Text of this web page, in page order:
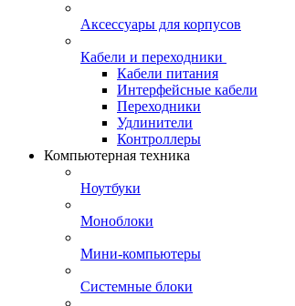
Аксессуары для корпусов
Кабели и переходники
Кабели питания
Интерфейсные кабели
Переходники
Удлинители
Контроллеры
Компьютерная техника
Ноутбуки
Моноблоки
Мини-компьютеры
Системные блоки